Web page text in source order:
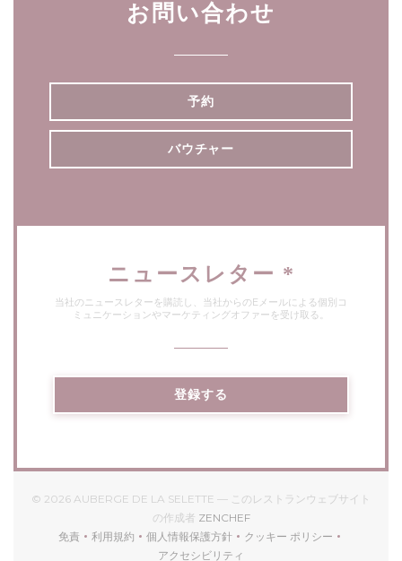
お問い合わせ
予約
バウチャー
ニュースレター *
当社のニュースレターを購読し、当社からのEメールによる個別コ
ミュニケーションやマーケティングオファーを受け取る。
登録する
© 2026 AUBERGE DE LA SELETTE — このレストランウェブサイト
の作成者 ZENCHEF((新しいウィンドウで開きます
免責
((新しいウィンドウで開きます))
利用規約
((新しいウィンドウで開きます))
個人情報保護方針
((新しいウィンドウで開きます))
クッキー ポリシー
((新しいウィンドウで
アクセシビリティ